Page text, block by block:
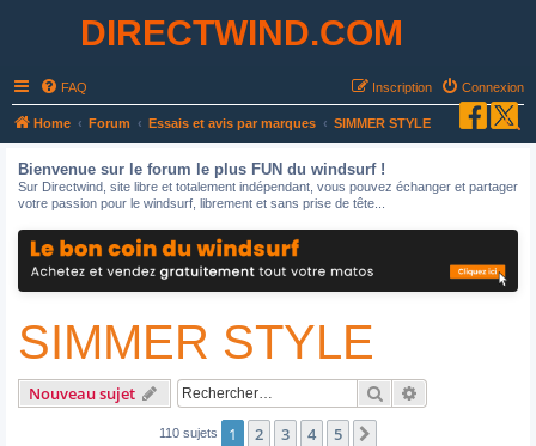
DIRECTWIND.COM
FAQ Connexion
Inscription
Home Forum Essais et avis par marques SIMMER STYLE
Bienvenue sur le forum le plus FUN du windsurf !
Sur Directwind, site libre et totalement indépendant, vous pouvez échanger et partager
votre passion pour le windsurf, librement et sans prise de tête...
SIMMER STYLE
Nouveau sujet Rechercher
110 sujets 1 2 3 4 5